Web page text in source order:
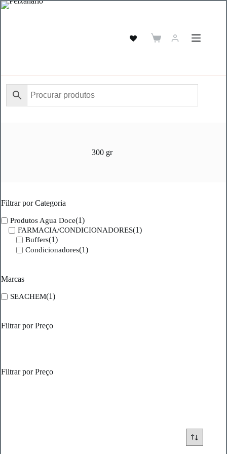
Pular
Carrinho
300 gr
Filtrar por Categoria
Produtos Agua Doce(1)
FARMACIA/CONDICIONADORES(1)
Buffers(1)
Condicionadores(1)
Marcas
SEACHEM(1)
Filtrar por Preço
Filtrar por Preço